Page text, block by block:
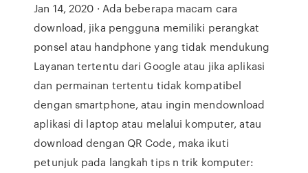
Jan 14, 2020 · Ada beberapa macam cara
download, jika pengguna memiliki perangkat
ponsel atau handphone yang tidak mendukung
Layanan tertentu dari Google atau jika aplikasi
dan permainan tertentu tidak kompatibel
dengan smartphone, atau ingin mendownload
aplikasi di laptop atau melalui komputer, atau
download dengan QR Code, maka ikuti
petunjuk pada langkah tips n trik komputer: